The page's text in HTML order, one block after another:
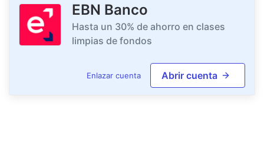
EBN Banco
Hasta un 30% de ahorro en clases
limpias de fondos
Enlazar cuenta Abrir cuenta